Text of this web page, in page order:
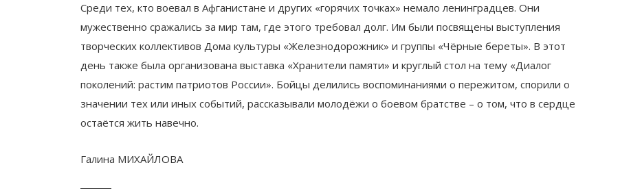
Среди тех, кто воевал в Афганистане и других «горячих точках» немало ленинградцев. Они
мужественно сражались за мир там, где этого требовал долг. Им были посвящены выступления
творческих коллективов Дома культуры «Железнодорожник» и группы «Чёрные береты». В этот
день также была организована выставка «Хранители памяти» и круглый стол на тему «Диалог
поколений: растим патриотов России». Бойцы делились воспоминаниями о пережитом, спорили о
значении тех или иных событий, рассказывали молодёжи о боевом братстве – о том, что в сердце
остаётся жить навечно.
Галина МИХАЙЛОВА